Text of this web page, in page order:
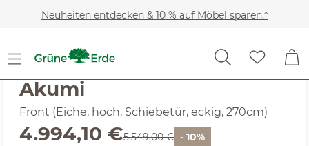
Zum Hauptinhalt springen
Neuheiten entdecken & 10 % auf Möbel sparen.*
Noch keine Bewertungen
Akumi
Front (Eiche, hoch, Schiebetür, eckig, 270cm)
Verkaufspreis:
4.994,10 €Regulärer Preis:
5.549,00 € - 10%